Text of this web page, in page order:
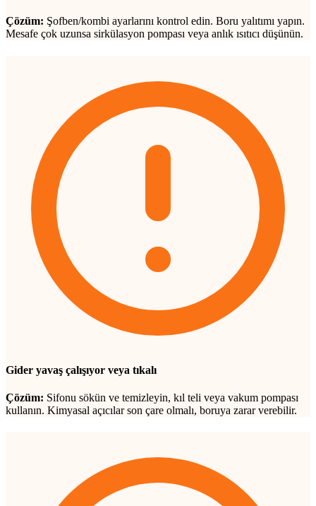
Çözüm: Şofben/kombi ayarlarını kontrol edin. Boru yalıtımı yapın.
Mesafe çok uzunsa sirkülasyon pompası veya anlık ısıtıcı düşünün.
Gider yavaş çalışıyor veya tıkalı
Çözüm: Sifonu sökün ve temizleyin, kıl teli veya vakum pompası
kullanın. Kimyasal açıcılar son çare olmalı, boruya zarar verebilir.